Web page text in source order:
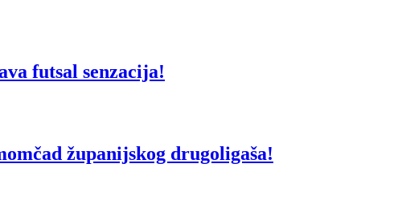
futsal senzacija!
županijskog drugoligaša!